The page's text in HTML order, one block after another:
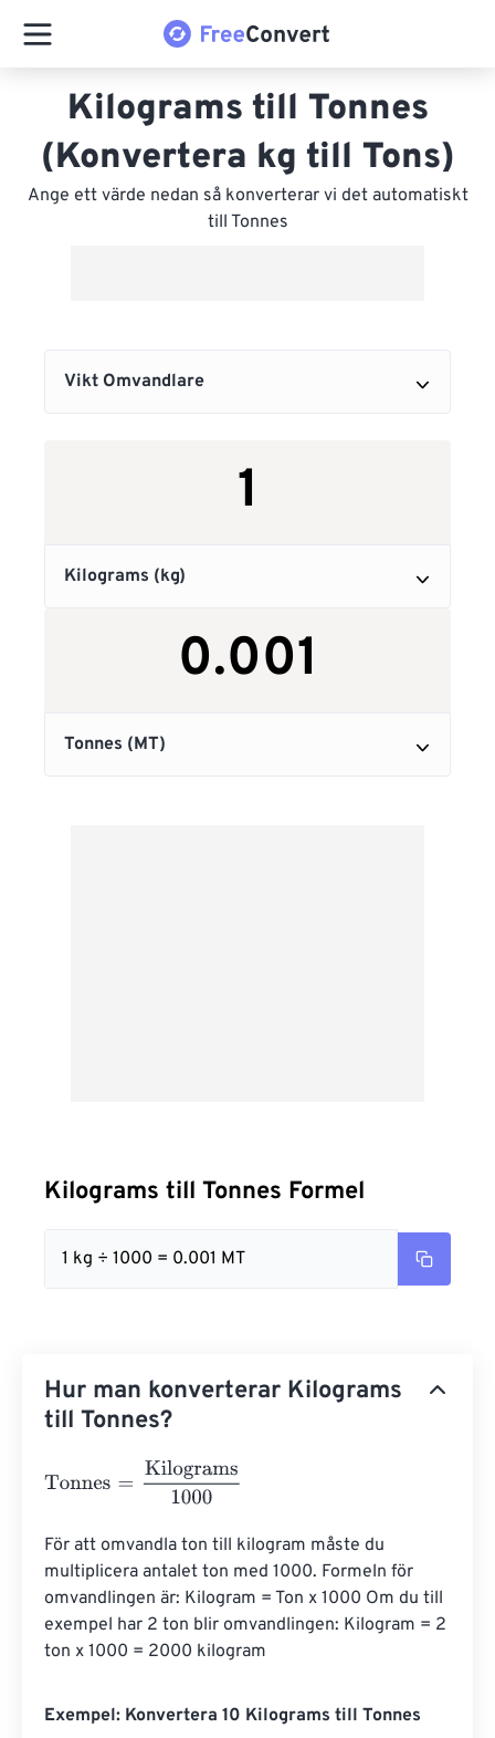
Kilograms till Tonnes
(Konvertera kg till Tons)
Ange ett värde nedan så konverterar vi det automatiskt
till Tonnes
Kilograms till Tonnes Formel
1 kg ÷ 1000 = 0.001 MT
Hur man konverterar Kilograms
till Tonnes?
Tonnes Kilograms1000
För att omvandla ton till kilogram måste du
multiplicera antalet ton med 1000. Formeln för
omvandlingen är: Kilogram = Ton x 1000 Om du till
exempel har 2 ton blir omvandlingen: Kilogram = 2
ton x 1000 = 2000 kilogram
Exempel: Konvertera 10 Kilograms till Tonnes